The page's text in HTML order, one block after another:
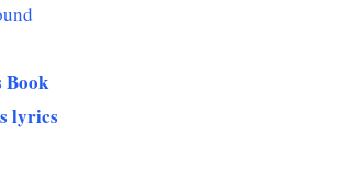
Book
lyrics